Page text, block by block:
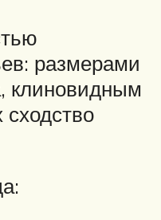
размерами
клиновидным